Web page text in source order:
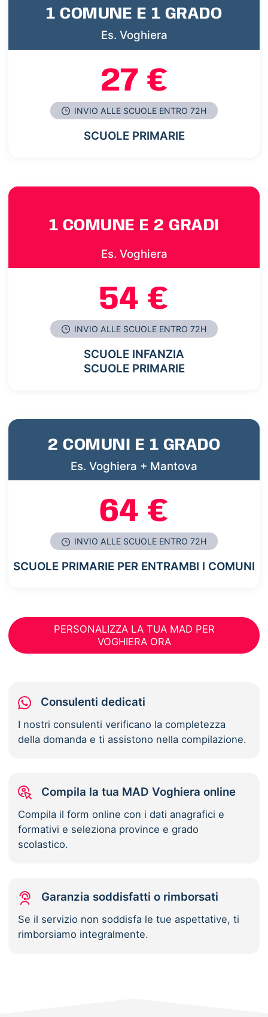
1 COMUNE E 1 GRADO
Es. Voghiera
27 €
INVIO ALLE SCUOLE ENTRO 72H
SCUOLE PRIMARIE
1 COMUNE E 2 GRADI
Es. Voghiera
54 €
INVIO ALLE SCUOLE ENTRO 72H
SCUOLE INFANZIA
SCUOLE PRIMARIE
2 COMUNI E 1 GRADO
Es. Voghiera + Mantova
64 €
INVIO ALLE SCUOLE ENTRO 72H
SCUOLE PRIMARIE PER ENTRAMBI I COMUNI
PERSONALIZZA LA TUA MAD PER
VOGHIERA ORA
Consulenti dedicati
I nostri consulenti verificano la completezza
della domanda e ti assistono nella compilazione.
Compila la tua MAD Voghiera online
Compila il form online con i dati anagrafici e
formativi e seleziona province e grado
scolastico.
Garanzia soddisfatti o rimborsati
Se il servizio non soddisfa le tue aspettative, ti
rimborsiamo integralmente.